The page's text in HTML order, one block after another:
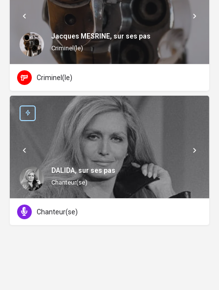
Jacques MESRINE, sur ses pas
Criminel(le)
Criminel(le)
DALIDA, sur ses pas
Chanteur(se)
Chanteur(se)